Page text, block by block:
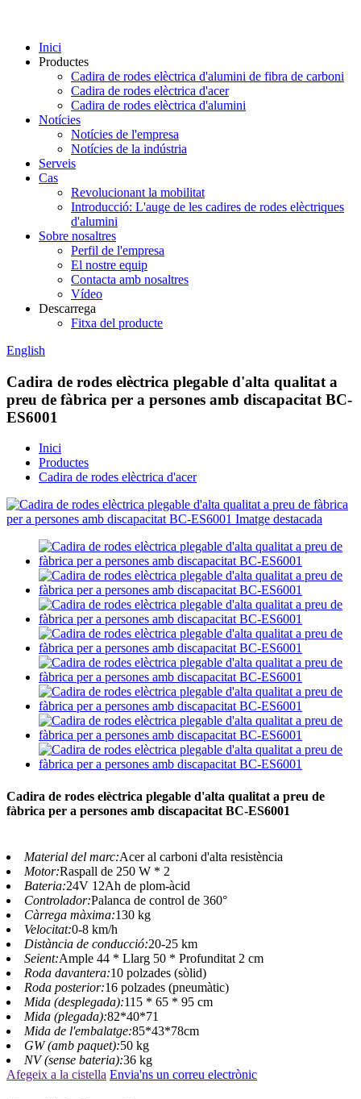
Inici
Productes
Cadira de rodes elèctrica d'alumini de fibra de carboni
Cadira de rodes elèctrica d'acer
Cadira de rodes elèctrica d'alumini
Notícies
Notícies de l'empresa
Notícies de la indústria
Serveis
Cas
Revolucionant la mobilitat
Introducció: L'auge de les cadires de rodes elèctriques
d'alumini
Sobre nosaltres
Perfil de l'empresa
El nostre equip
Contacta amb nosaltres
Vídeo
Descarrega
Fitxa del producte
English
Cadira de rodes elèctrica plegable d'alta qualitat a
preu de fàbrica per a persones amb discapacitat BC-
ES6001
Inici
Productes
Cadira de rodes elèctrica d'acer
Cadira de rodes elèctrica plegable d'alta qualitat a preu de
fàbrica per a persones amb discapacitat BC-ES6001
Material del marc:Acer al carboni d'alta resistència
Motor:Raspall de 250 W * 2
Bateria:24V 12Ah de plom-àcid
Controlador:Palanca de control de 360°
Càrrega màxima:130 kg
Velocitat:0-8 km/h
Distància de conducció:20-25 km
Seient:Ample 44 * Llarg 50 * Profunditat 2 cm
Roda davantera:10 polzades (sòlid)
Roda posterior:16 polzades (pneumàtic)
Mida (desplegada):115 * 65 * 95 cm
Mida (plegada):82*40*71
Mida de l'embalatge:85*43*78cm
GW (amb paquet):50 kg
NV (sense bateria):36 kg
Afegeix a la cistella Envia'ns un correu electrònic